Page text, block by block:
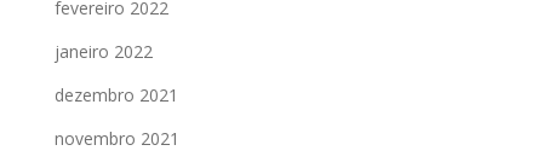
fevereiro 2022
janeiro 2022
dezembro 2021
novembro 2021